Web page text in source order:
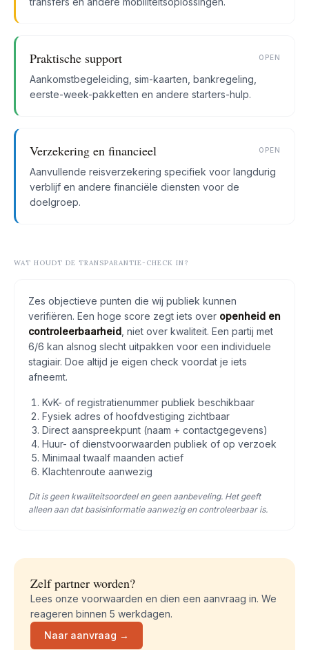
Praktische support OPEN
Aankomstbegeleiding, sim-kaarten, bankregeling,
eerste-week-pakketten en andere starters-hulp.
Verzekering en financieel OPEN
Aanvullende reisverzekering specifiek voor langdurig
verblijf en andere financiële diensten voor de
doelgroep.
WAT HOUDT DE TRANSPARANTIE-CHECK IN?
Zes objectieve punten die wij publiek kunnen
verifiëren. Een hoge score zegt iets over openheid en
controleerbaarheid , niet over kwaliteit. Een partij met
6/6 kan alsnog slecht uitpakken voor een individuele
stagiair. Doe altijd je eigen check voordat je iets
afneemt.
KvK- of registratienummer publiek beschikbaar
Fysiek adres of hoofdvestiging zichtbaar
Direct aanspreekpunt (naam + contactgegevens)
Huur- of dienstvoorwaarden publiek of op verzoek
Minimaal twaalf maanden actief
Klachtenroute aanwezig
Dit is geen kwaliteitsoordeel en geen aanbeveling. Het geeft
alleen aan dat basisinformatie aanwezig en controleerbaar is.
Zelf partner worden?
Lees onze voorwaarden en dien een aanvraag in. We
reageren binnen 5 werkdagen.
Naar aanvraag →